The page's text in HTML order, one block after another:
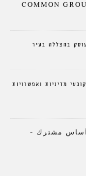
מדיניות ואפשרויות
– أساس مشترك –